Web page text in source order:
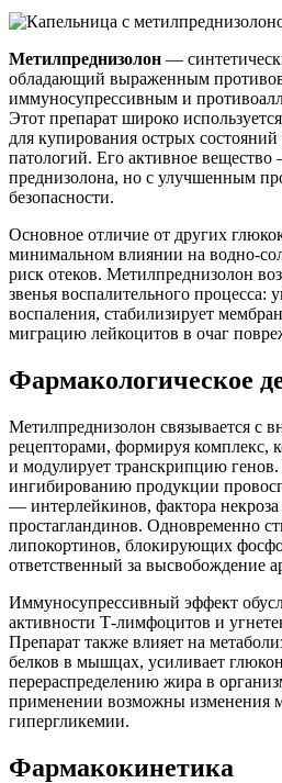
Метилпреднизолон —
обладающий выраженным
иммуносупрессивным и
Этот препарат широко
для купирования острых
патологий. Его активное
преднизолона, но с улучшенным
безопасности.
Основное отличие от других
минимальном влиянии на водно-
риск отеков. Метилпреднизолон
звенья воспалительного процесса:
воспаления, стабилизирует
миграцию лейкоцитов в очаг
Фармакологическое
Метилпреднизолон связывается с
рецепторами, формируя комплекс,
и модулирует транскрипцию
ингибированию продукции
— интерлейкинов, фактора
простагландинов. Одновременно
липокортинов, блокирующих
ответственный за высвобождение
Иммуносупрессивный эффект
активности Т-лимфоцитов и
Препарат также влияет на
белков в мышцах, усиливает
перераспределению жира в
применении возможны изменения
гипергликемии.
Фармакокинетика